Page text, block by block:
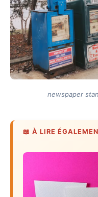
newspaper
📖 À LIRE